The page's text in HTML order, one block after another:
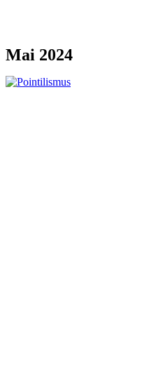
Mai 2024